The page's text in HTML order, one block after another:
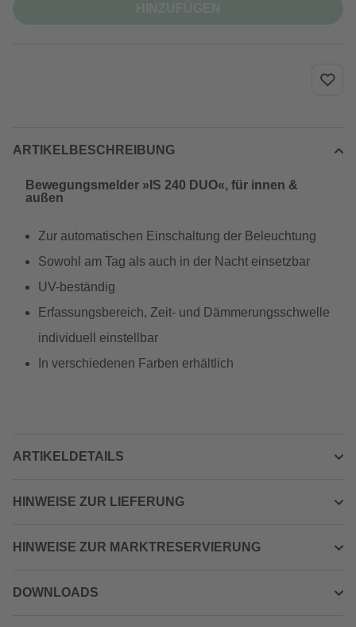
ARTIKELBESCHREIBUNG
Bewegungsmelder »IS 240 DUO«, für innen &
außen
Zur automatischen Einschaltung der Beleuchtung
Sowohl am Tag als auch in der Nacht einsetzbar
UV-beständig
Erfassungsbereich, Zeit- und Dämmerungsschwelle
individuell einstellbar
In verschiedenen Farben erhältlich
ARTIKELDETAILS
HINWEISE ZUR LIEFERUNG
HINWEISE ZUR MARKTRESERVIERUNG
DOWNLOADS